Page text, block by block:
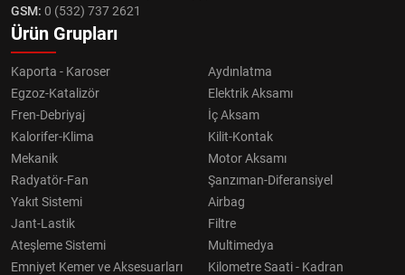
GSM: 0 (532) 737 2621
Ürün Grupları
Kaporta - Karoser
Aydınlatma
Egzoz-Katalizör
Elektrik Aksamı
Fren-Debriyaj
İç Aksam
Kalorifer-Klima
Kilit-Kontak
Mekanik
Motor Aksamı
Radyatör-Fan
Şanzıman-Diferansiyel
Yakıt Sistemi
Airbag
Jant-Lastik
Filtre
Ateşleme Sistemi
Multimedya
Emniyet Kemer ve Aksesuarları
Kilometre Saati - Kadran